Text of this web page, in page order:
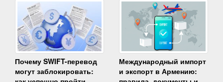
Почему SWIFT-перевод
могут заблокировать:
Международный импорт
и экспорт в Армению: